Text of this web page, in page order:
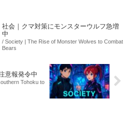
社会｜クマ対策にモンスターウルフ急増
中
/ Society | The Rise of Monster Wolves to Combat
Bears
意報発令中
Tohoku to